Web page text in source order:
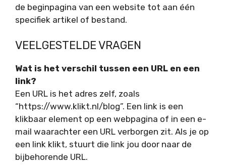
de beginpagina van een website tot aan één
specifiek artikel of bestand.
VEELGESTELDE VRAGEN
Wat is het verschil tussen een URL en een
link?
Een URL is het adres zelf, zoals
“https://www.klikt.nl/blog”. Een link is een
klikbaar element op een webpagina of in een e-
mail waarachter een URL verborgen zit. Als je op
een link klikt, stuurt die link jou door naar de
bijbehorende URL.